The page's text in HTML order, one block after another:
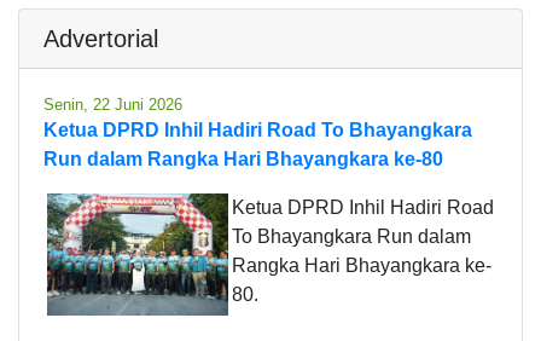
Advertorial
Senin, 22 Juni 2026
Ketua DPRD Inhil Hadiri Road To Bhayangkara
Run dalam Rangka Hari Bhayangkara ke-80
Ketua DPRD Inhil Hadiri Road
To Bhayangkara Run dalam
Rangka Hari Bhayangkara ke-
80.